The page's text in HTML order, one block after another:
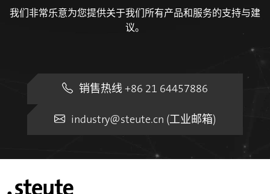
我们非常乐意为您提供关于我们所有产品和服务的支持与建
议。
销售热线 +86 21 64457886
industry@steute.cn (工业邮箱)